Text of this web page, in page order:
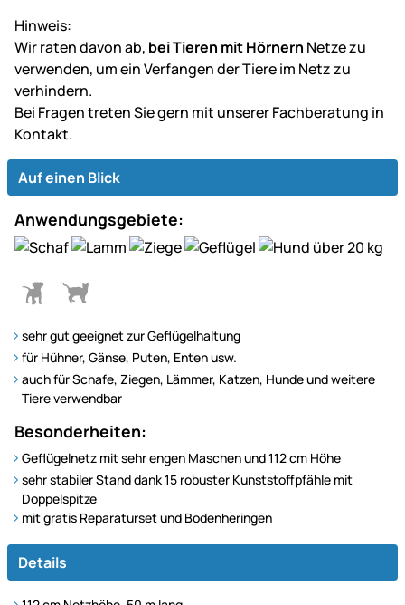
Hinweis:
Wir raten davon ab, bei Tieren mit Hörnern Netze zu
verwenden, um ein Verfangen der Tiere im Netz zu
verhindern.
Bei Fragen treten Sie gern mit unserer Fachberatung in
Kontakt.
Auf einen Blick
Anwendungsgebiete:
sehr gut geeignet zur Geflügelhaltung
für Hühner, Gänse, Puten, Enten usw.
auch für Schafe, Ziegen, Lämmer, Katzen, Hunde und weitere
Tiere verwendbar
Besonderheiten:
Geflügelnetz mit sehr engen Maschen und 112 cm Höhe
sehr stabiler Stand dank 15 robuster Kunststoffpfähle mit
Doppelspitze
mit gratis Reparaturset und Bodenheringen
Details